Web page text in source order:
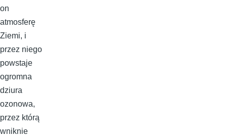
on
atmosferę
Ziemi, i
przez niego
powstaje
ogromna
dziura
ozonowa,
przez którą
wniknie